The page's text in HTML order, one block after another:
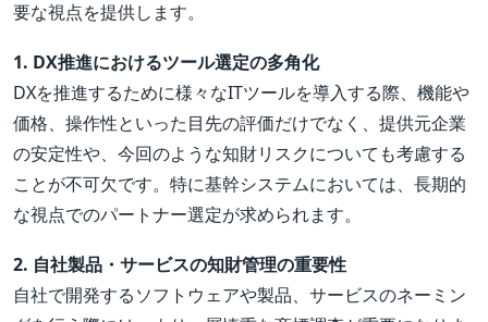
要な視点を提供します。
1. DX推進におけるツール選定の多角化
DXを推進するために様々なITツールを導入する際、機能や
価格、操作性といった目先の評価だけでなく、提供元企業
の安定性や、今回のような知財リスクについても考慮する
ことが不可欠です。特に基幹システムにおいては、長期的
な視点でのパートナー選定が求められます。
2. 自社製品・サービスの知財管理の重要性
自社で開発するソフトウェアや製品、サービスのネーミン